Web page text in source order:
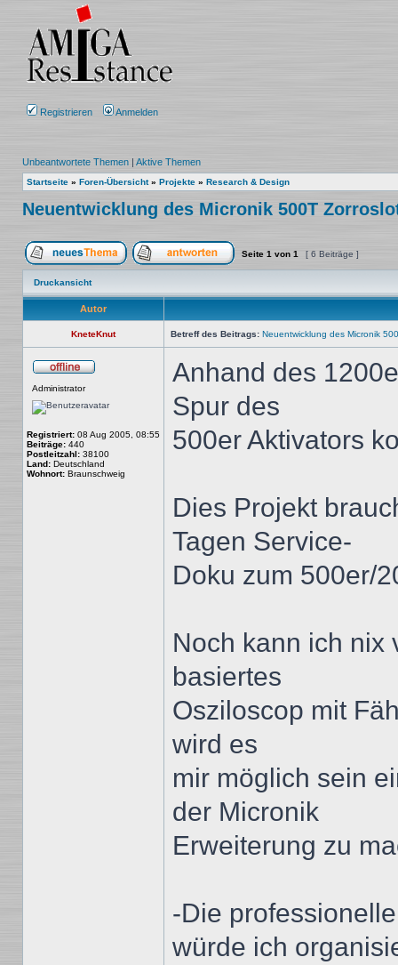
Registrieren Anmelden
Unbeantwortete Themen | Aktive Themen
Startseite » Foren-Übersicht» Projekte » Research & Design
Neuentwicklung des Micronik 500T
Ein neues Thema erstellenAuf das Thema antworten
Seite 1 von 1 [ 6 Beiträge ]
Druckansicht
Autor
KneteKnut Betreff des Beitrags: Neuentwicklung des Micronik
Administrator
Registriert: 08 Aug 2005, 08:55
Beiträge: 440
Postleitzahl: 38100
Land: Deutschland
Wohnort: Braunschweig
Anhand des
Spur des
500er Aktivators
Dies Projekt
Tagen Service-
Doku zum 500er/
Noch kann ich nix
basiertes
Osziloscop mit
wird es
mir möglich sein
der Micronik
Erweiterung zu
-Die
würde ich